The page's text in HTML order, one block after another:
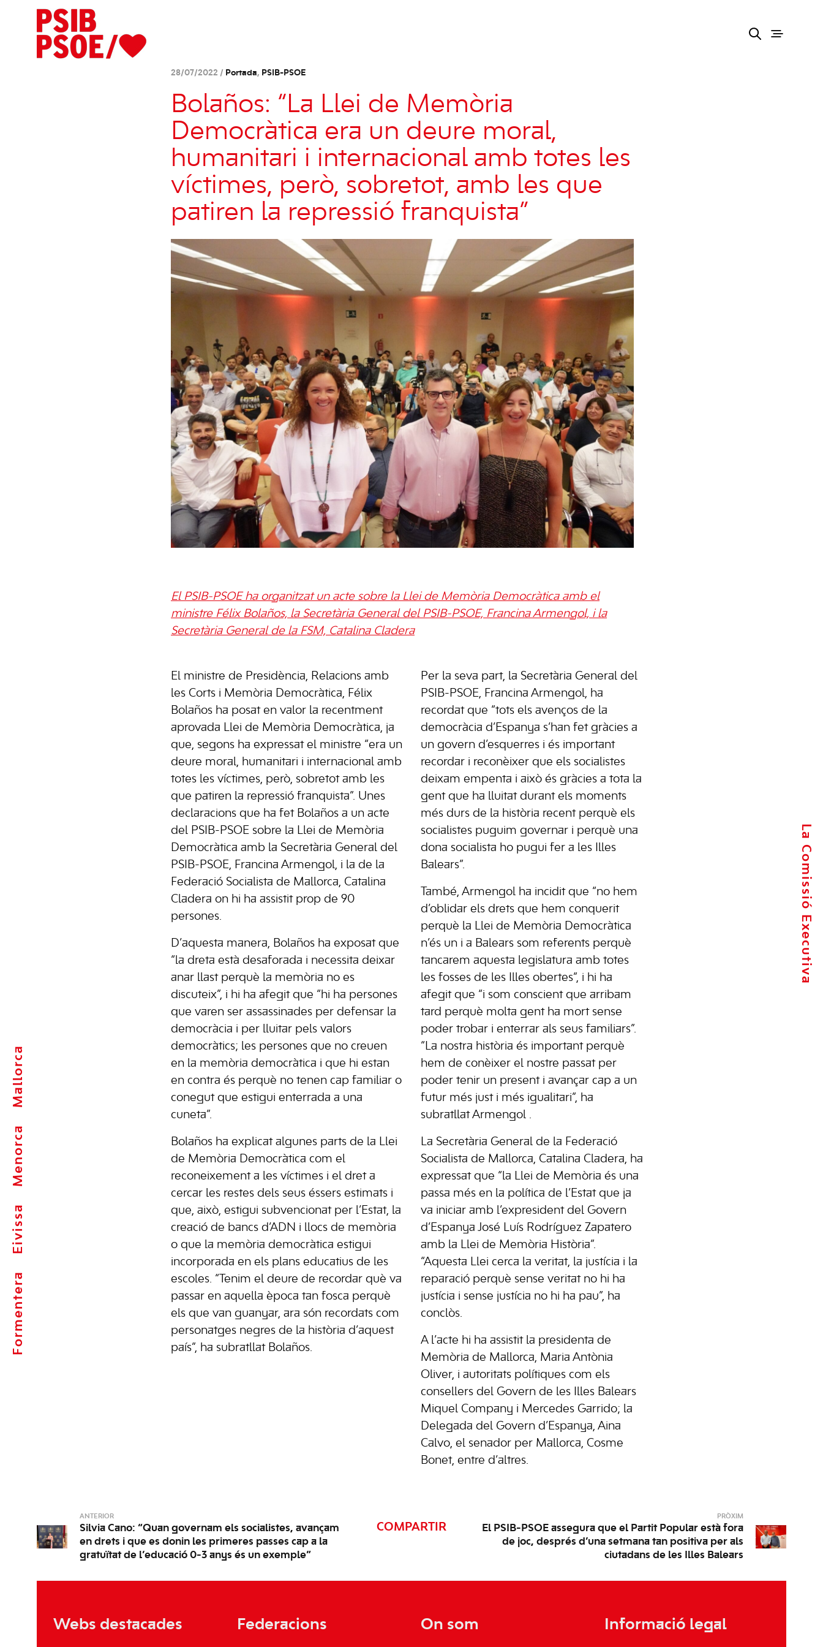
Formentera
Eivissa
Menorca
Mallorca
La Comissió Executiva
28/07/2022 / Portada, PSIB-PSOE
Bolaños: “La Llei de Memòria
Democràtica era un deure moral,
humanitari i internacional amb totes les
víctimes, però, sobretot, amb les que
patiren la repressió franquista”
El PSIB-PSOE ha organitzat un acte sobre la Llei de Memòria Democràtica amb el
ministre Félix Bolaños, la Secretària General del PSIB-PSOE, Francina Armengol, i la
Secretària General de la FSM, Catalina Cladera
El ministre de Presidència, Relacions amb
les Corts i Memòria Democràtica, Félix
Bolaños ha posat en valor la recentment
aprovada Llei de Memòria Democràtica, ja
que, segons ha expressat el ministre “era un
deure moral, humanitari i internacional amb
totes les víctimes, però, sobretot amb les
que patiren la repressió franquista”. Unes
declaracions que ha fet Bolaños a un acte
del PSIB-PSOE sobre la Llei de Memòria
Democràtica amb la Secretària General del
PSIB-PSOE, Francina Armengol, i la de la
Federació Socialista de Mallorca, Catalina
Cladera on hi ha assistit prop de 90
persones.
D’aquesta manera, Bolaños ha exposat que
“la dreta està desaforada i necessita deixar
anar llast perquè la memòria no es
discuteix”, i hi ha afegit que “hi ha persones
que varen ser assassinades per defensar la
democràcia i per lluitar pels valors
democràtics; les persones que no creuen
en la memòria democràtica i que hi estan
en contra és perquè no tenen cap familiar o
conegut que estigui enterrada a una
cuneta”.
Bolaños ha explicat algunes parts de la Llei
de Memòria Democràtica com el
reconeixement a les víctimes i el dret a
cercar les restes dels seus éssers estimats i
que, això, estigui subvencionat per l’Estat, la
creació de bancs d’ADN i llocs de memòria
o que la memòria democràtica estigui
incorporada en els plans educatius de les
escoles. “Tenim el deure de recordar què va
passar en aquella època tan fosca perquè
els que van guanyar, ara són recordats com
personatges negres de la història d’aquest
país”, ha subratllat Bolaños.
Per la seva part, la Secretària General del
PSIB-PSOE, Francina Armengol, ha
recordat que “tots els avenços de la
democràcia d’Espanya s’han fet gràcies a
un govern d’esquerres i és important
recordar i reconèixer que els socialistes
deixam empenta i això és gràcies a tota la
gent que ha lluitat durant els moments
més durs de la història recent perquè els
socialistes puguim governar i perquè una
dona socialista ho pugui fer a les Illes
Balears”.
També, Armengol ha incidit que “no hem
d’oblidar els drets que hem conquerit
perquè la Llei de Memòria Democràtica
n’és un i a Balears som referents perquè
tancarem aquesta legislatura amb totes
les fosses de les Illes obertes”, i hi ha
afegit que “i som conscient que arribam
tard perquè molta gent ha mort sense
poder trobar i enterrar als seus familiars”.
“La nostra història és important perquè
hem de conèixer el nostre passat per
poder tenir un present i avançar cap a un
futur més just i més igualitari”, ha
subratllat Armengol .
La Secretària General de la Federació
Socialista de Mallorca, Catalina Cladera, ha
expressat que “la Llei de Memòria és una
passa més en la política de l’Estat que ja
va iniciar amb l’expresident del Govern
d’Espanya José Luís Rodríguez Zapatero
amb la Llei de Memòria Història”.
“Aquesta Llei cerca la veritat, la justícia i la
reparació perquè sense veritat no hi ha
justícia i sense justícia no hi ha pau”, ha
conclòs.
A l’acte hi ha assistit la presidenta de
Memòria de Mallorca, Maria Antònia
Oliver, i autoritats polítiques com els
consellers del Govern de les Illes Balears
Miquel Company i Mercedes Garrido; la
Delegada del Govern d’Espanya, Aina
Calvo, el senador per Mallorca, Cosme
Bonet, entre d’altres.
ANTERIOR
Silvia Cano: “Quan governam els socialistes, avançam
en drets i que es donin les primeres passes cap a la
gratuïtat de l’educació 0-3 anys és un exemple”
COMPARTIR
PRÒXIM
El PSIB-PSOE assegura que el Partit Popular està fora
de joc, després d’una setmana tan positiva per als
ciutadans de les Illes Balears
Webs destacades Federacions On som Informació legal